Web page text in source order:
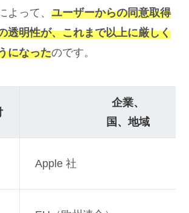
よって、ユーザーからの同意取得
透明性が、これまで以上に厳しく
になったのです。
企業、
国、地域
Apple 社